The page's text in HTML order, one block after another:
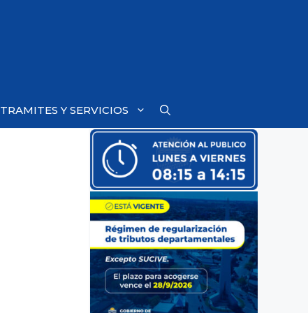
TRAMITES Y SERVICIOS